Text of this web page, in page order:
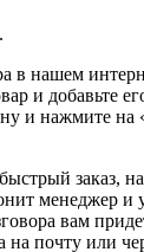
в нашем
и добавьте
и нажмите на
заказ,
менеджер и
вам
на почту или